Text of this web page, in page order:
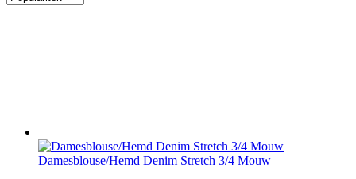
Damesblouse/Hemd Denim Stretch 3/4 Mouw